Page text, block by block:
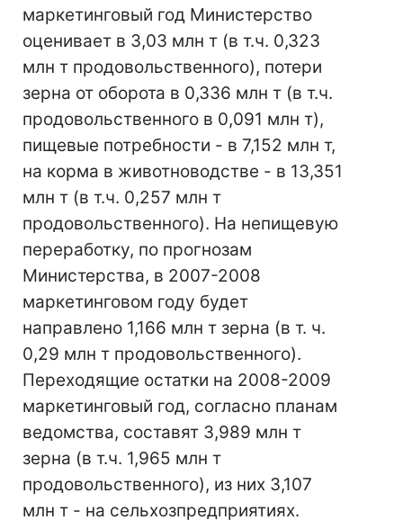
маркетинговый год Министерство
оценивает в 3,03 млн т (в т.ч. 0,323
млн т продовольственного), потери
зерна от оборота в 0,336 млн т (в т.ч.
продовольственного в 0,091 млн т),
пищевые потребности - в 7,152 млн т,
на корма в животноводстве - в 13,351
млн т (в т.ч. 0,257 млн т
продовольственного). На непищевую
переработку, по прогнозам
Министерства, в 2007-2008
маркетинговом году будет
направлено 1,166 млн т зерна (в т. ч.
0,29 млн т продовольственного).
Переходящие остатки на 2008-2009
маркетинговый год, согласно планам
ведомства, составят 3,989 млн т
зерна (в т.ч. 1,965 млн т
продовольственного), из них 3,107
млн т - на сельхозпредприятиях.